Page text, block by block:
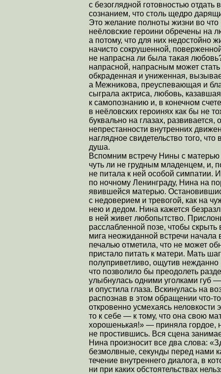
с безоглядной готовностью
сознанием, что столь щедро
Это желание полноты жизни во что
неёловские героини обречены на
а потому, что для них недостойно
начисто сокрушенной,
не напрасна ли была такая
напрасной, напрасным может
обкраденная и униженная,
а Межникова, преуспевающая и
сыграла актриса, любовь,
к самопознанию и, в конечном
в неёловских героинях как бы не
буквально на глазах,
непрестанности внутренних
наглядное свидетельство того,
душа.
Вспомним встречу Нины с
чуть ли не грудным младенцем, и,
не питала к ней особой симпатии.
по ночному Ленинграду, Нина на
явившейся матерью.
с недоверием и тревогой, как на
нею и дедом. Нина кажется
в ней живет любопытство.
расслабленной позе, чтобы
мига неожиданной встречи начала
печалью отметила, что не может
пристало питать к матери. Мать
полуприветливо, ощутив
что позволило бы преодолеть
улыбнулась одними уголками губ
и опустила глаза. Вскинулась на
распознав в этом обращении что-
откровенно усмехаясь неловкости
то к себе — к тому, что она свою
хорошенькая!» — приняла гордое,
не простившись. Вся сцена
Нина произносит все два слова:
безмолвные, секунды перед нами
течение внутреннего диалога, в
ни при каких обстоятельствах